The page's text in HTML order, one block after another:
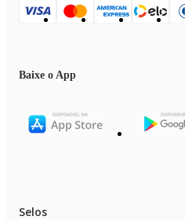
Baixe o App
Selos